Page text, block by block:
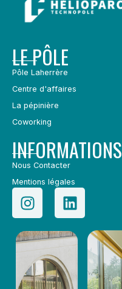
LE PÔLE
Pôle Laherrère
Centre d'affaires
La pépinière
Coworking
INFORMATIONS
Nous Contacter
Mentions légales